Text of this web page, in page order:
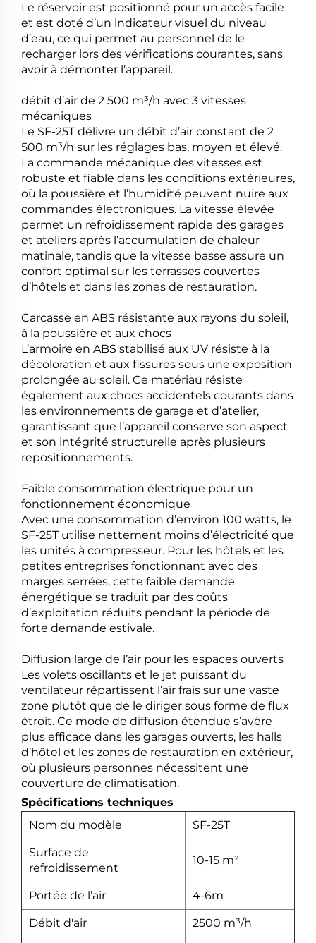
Le réservoir est positionné pour un accès facile
et est doté d’un indicateur visuel du niveau
d’eau, ce qui permet au personnel de le
recharger lors des vérifications courantes, sans
avoir à démonter l’appareil.
débit d’air de 2 500 m³/h avec 3 vitesses
mécaniques
Le SF-25T délivre un débit d’air constant de 2
500 m³/h sur les réglages bas, moyen et élevé.
La commande mécanique des vitesses est
robuste et fiable dans les conditions extérieures,
où la poussière et l’humidité peuvent nuire aux
commandes électroniques. La vitesse élevée
permet un refroidissement rapide des garages
et ateliers après l’accumulation de chaleur
matinale, tandis que la vitesse basse assure un
confort optimal sur les terrasses couvertes
d’hôtels et dans les zones de restauration.
Carcasse en ABS résistante aux rayons du soleil,
à la poussière et aux chocs
L’armoire en ABS stabilisé aux UV résiste à la
décoloration et aux fissures sous une exposition
prolongée au soleil. Ce matériau résiste
également aux chocs accidentels courants dans
les environnements de garage et d’atelier,
garantissant que l’appareil conserve son aspect
et son intégrité structurelle après plusieurs
repositionnements.
Faible consommation électrique pour un
fonctionnement économique
Avec une consommation d’environ 100 watts, le
SF-25T utilise nettement moins d’électricité que
les unités à compresseur. Pour les hôtels et les
petites entreprises fonctionnant avec des
marges serrées, cette faible demande
énergétique se traduit par des coûts
d’exploitation réduits pendant la période de
forte demande estivale.
Diffusion large de l’air pour les espaces ouverts
Les volets oscillants et le jet puissant du
ventilateur répartissent l’air frais sur une vaste
zone plutôt que de le diriger sous forme de flux
étroit. Ce mode de diffusion étendue s’avère
plus efficace dans les garages ouverts, les halls
d’hôtel et les zones de restauration en extérieur,
où plusieurs personnes nécessitent une
couverture de climatisation.
Spécifications techniques
Nom du modèle
SF-25T
Surface de
refroidissement
10-15 m²
Portée de l’air 4-6m
Débit d'air 2500 m³/h